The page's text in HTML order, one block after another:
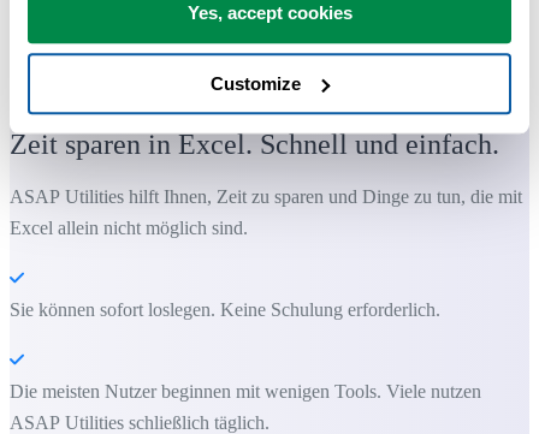
Yes, accept cookies
Customize
Praktische Tools, die viele Excel-Nutzer in Excel vermissen.
Zeit sparen in Excel. Schnell und einfach.
ASAP Utilities hilft Ihnen, Zeit zu sparen und Dinge zu tun, die mit
Excel allein nicht möglich sind.
Sie können sofort loslegen. Keine Schulung erforderlich.
Die meisten Nutzer beginnen mit wenigen Tools. Viele nutzen
ASAP Utilities schließlich täglich.